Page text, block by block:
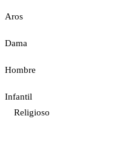
Aros
Dama
Hombre
Infantil
Religioso